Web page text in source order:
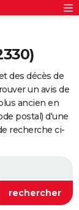
des décès de
un avis de
ancien en
postal) d'une
recherche ci-